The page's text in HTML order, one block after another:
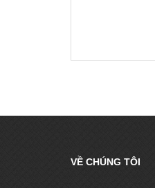
VỀ CHÚNG TÔI